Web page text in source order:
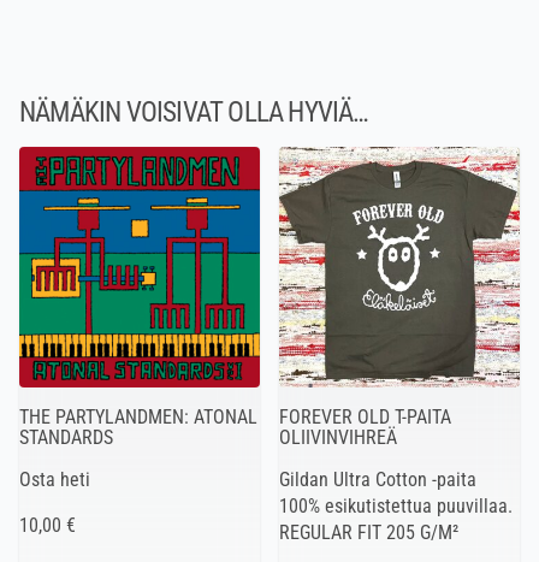
NÄMÄKIN VOISIVAT OLLA HYVIÄ…
THE PARTYLANDMEN: ATONAL
STANDARDS
Osta heti
10,00 €
FOREVER OLD T-PAITA
OLIIVINVIHREÄ
Gildan Ultra Cotton -paita
100% esikutistettua puuvillaa.
REGULAR FIT 205 G/M²